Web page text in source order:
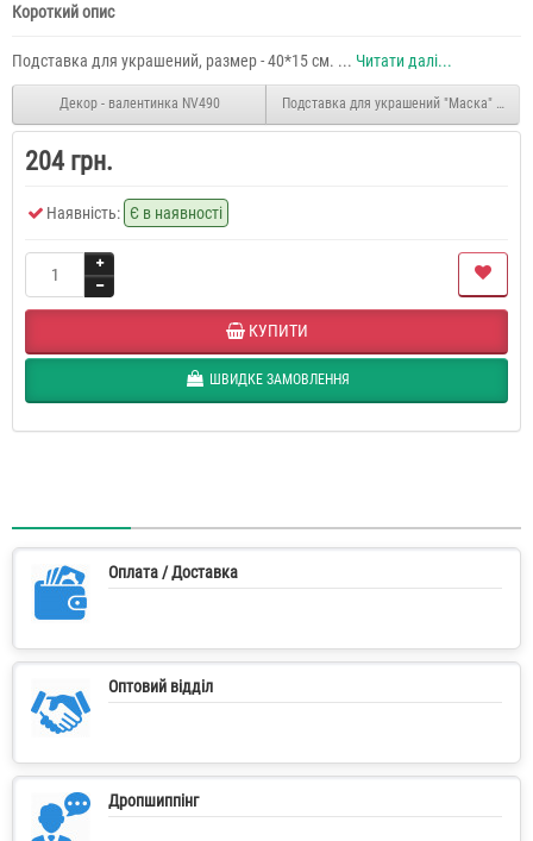
Короткий опис
Подставка для украшений, размер - 40*15 см. ... Читати далі...
Декор - валентинка NV490 Подставка для украшений "Маска"
204 грн.
Наявність: Є в наявності
КУПИТИ
ШВИДКЕ ЗАМОВЛЕННЯ
Оплата / Доставка
Оптовий відділ
Дропшиппінг